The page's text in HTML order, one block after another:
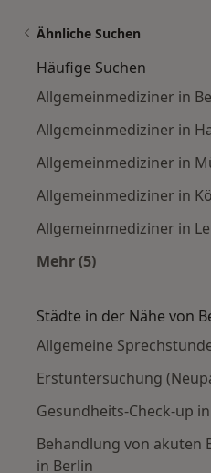
Ähnliche Suchen
Häufige Suchen
Allgemeinmediziner in
Allgemeinmediziner in
Allgemeinmediziner in
Allgemeinmediziner in
Allgemeinmediziner in
Mehr (5)
Städte in der Nähe von
Allgemeine
Erstuntersuchung
Gesundheits-Check-up
Behandlung von akuten
in Berlin